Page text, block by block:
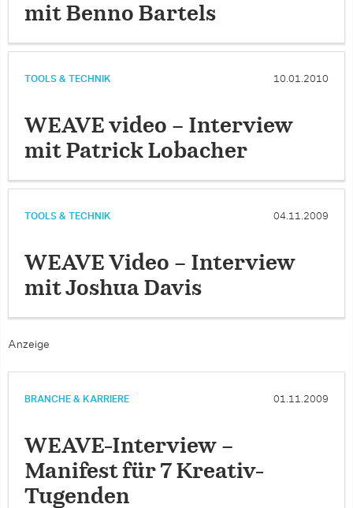
mit Benno Bartels
TOOLS & TECHNIK 10.01.2010
WEAVE video – Interview
mit Patrick Lobacher
TOOLS & TECHNIK 04.11.2009
WEAVE Video – Interview
mit Joshua Davis
Anzeige
BRANCHE & KARRIERE 01.11.2009
WEAVE-Interview –
Manifest für 7 Kreativ-
Tugenden